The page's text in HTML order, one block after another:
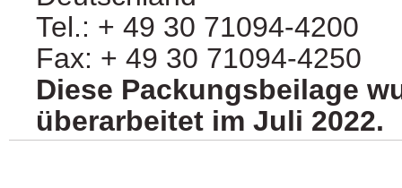
Tel.: + 49 30 71094-4200
Fax: + 49 30 71094-4250
Diese Packungsbeilage
überarbeitet im Juli 2022.